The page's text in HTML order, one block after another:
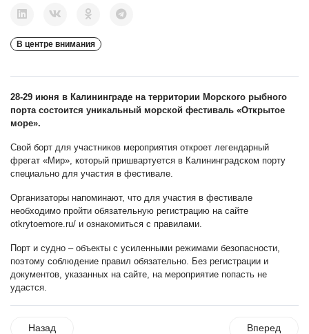
В центре внимания
28-29 июня в Калининграде на территории Морского рыбного
порта состоится уникальный морской фестиваль «Открытое
море».
Свой борт для участников мероприятия откроет легендарный
фрегат «Мир», который пришвартуется в Калининградском порту
специально для участия в фестивале.
Организаторы напоминают, что для участия в фестивале
необходимо пройти обязательную регистрацию на сайте
otkrytoemore.ru/ и ознакомиться с правилами.
Порт и судно – объекты с усиленными режимами безопасности,
поэтому соблюдение правил обязательно. Без регистрации и
документов, указанных на сайте, на мероприятие попасть не
удастся.
Назад Вперед